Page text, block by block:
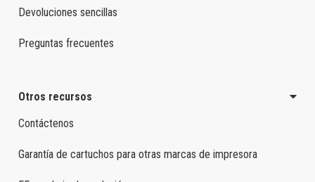
Devoluciones sencillas
Preguntas frecuentes
Otros recursos
Contáctenos
Garantía de cartuchos para otras marcas de impresora